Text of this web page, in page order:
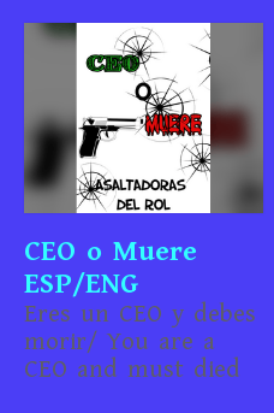
CEO o Muere
ESP/ENG
Eres un CEO y debes
morir/ You are a
CEO and must died